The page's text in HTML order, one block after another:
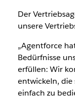
Der
unsere
„Agentforce
Bedürfnisse
erfüllen: Wir
entwickeln, die
einfach zu